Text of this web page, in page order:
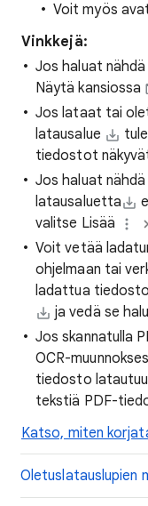
Voit myös
Vinkkejä:
Jos haluat
Näytä kansiossa
Jos lataat tai
latausalue
tiedostot
Jos haluat
latausaluetta
valitse Lisää
Voit vetää
ohjelmaan tai
ladattua
ja vedä se
Jos skannatulla
OCR-
tiedosto
tekstiä PDF-
Katso, miten
Oletuslatauslupien